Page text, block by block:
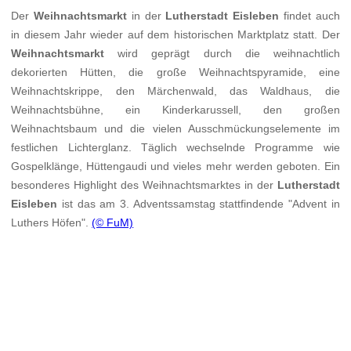
DerWeihnachtsmarkt in der Lutherstadt Eisleben findet auch
in diesem Jahr wieder auf dem historischen Marktplatz statt. Der
Weihnachtsmarkt wird geprägt durch die weihnachtlich
dekorierten Hütten, die große Weihnachtspyramide, eine
Weihnachtskrippe, den Märchenwald, das Waldhaus, die
Weihnachtsbühne, ein Kinderkarussell, den großen
Weihnachtsbaum und die vielen Ausschmückungselemente im
festlichen Lichterglanz. Täglich wechselnde Programme wie
Gospelklänge, Hüttengaudi und vieles mehr werden geboten. Ein
besonderes Highlight des Weihnachtsmarktes in der Lutherstadt
Eisleben ist das am 3. Adventssamstag stattfindende "Advent in
Luthers Höfen".(© FuM)